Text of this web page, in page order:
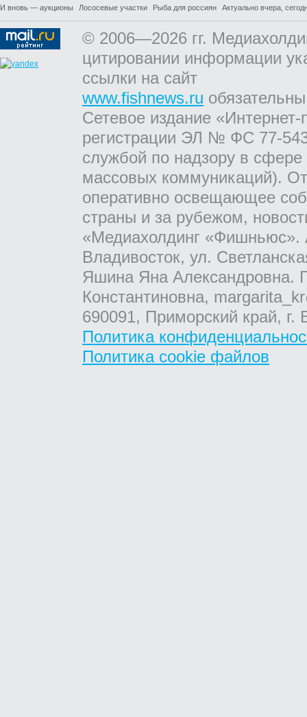
И вновь — аукционы
Лососевые участки Рыба для россиян Актуально вчера,
© 2006—2026 гг.
цитировании информации
ссылки на сайт
www.fishnews.ru
Сетевое издание
регистрации ЭЛ № ФС 77-
службой по надзору в
массовых коммуникаций).
оперативно освещающее
страны и за рубежом,
«Медиахолдинг «Фишньюс».
Владивосток, ул.
Яшина Яна Александровна.
Константиновна,
690091, Приморский край,
Политика
Политика cookie файлов